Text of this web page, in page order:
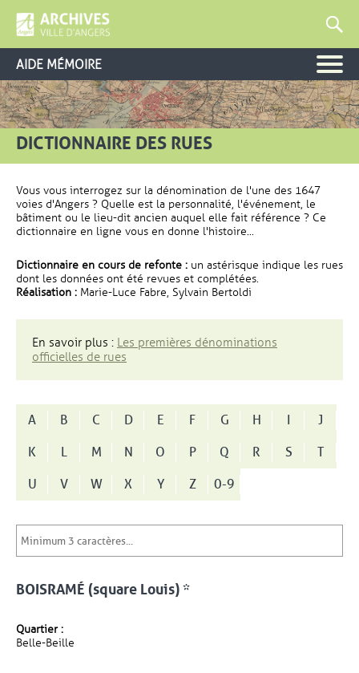
AIDE MÉMOIRE
DICTIONNAIRE DES RUES
Vous vous interrogez sur la dénomination de l'une des 1647
voies d'Angers ? Quelle est la personnalité, l'événement, le
bâtiment ou le lieu-dit ancien auquel elle fait référence ? Ce
dictionnaire en ligne vous en donne l'histoire...
Dictionnaire en cours de refonte : un astérisque indique les rues
dont les données ont été revues et complétées.
Réalisation : Marie-Luce Fabre, Sylvain Bertoldi
En savoir plus : Les premières dénominations
officielles de rues
A B C D E F G H I
J
K
L M N O P Q R S
T
U
V W X Y Z 0-9
BOISRAMÉ (square Louis) *
Quartier :
Belle-Beille